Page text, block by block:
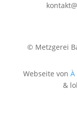
© Metzgerei
Webseite von
&